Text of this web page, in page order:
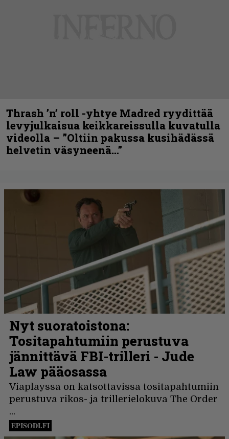
Thrash ’n’ roll -yhtye Madred ryydittää
levyjulkaisua keikkareissulla kuvatulla
videolla – ”Oltiin pakussa kusihädässä
helvetin väsyneenä…”